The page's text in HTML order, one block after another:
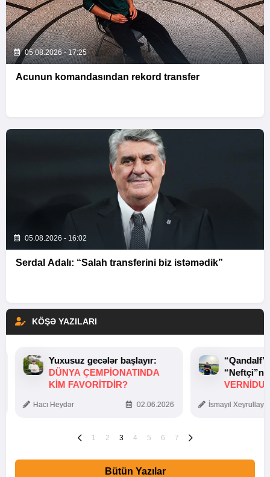
05.08.2026 - 17:25
Acunun komandasından rekord transfer
05.08.2026 - 16:02
Serdal Adalı: “Salah transferini biz istəmədik”
KÖŞƏ YAZILARI
Yuxusuz gecələr başlayır:
DÜNYA ÇEMPIONATINDA
KIM FAVORITDIR?
Hacı Heydər 02.06.2026 İsmayıl
1 2 3 4 5 6 7
Bütün Yazılar